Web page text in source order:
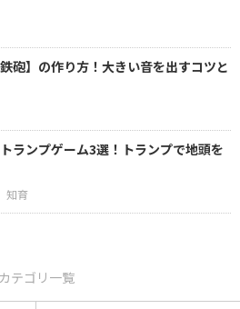
砲】の作り方！大きい音を出すコツと
ランプゲーム3選！トランプで地頭を
カテゴリ一覧